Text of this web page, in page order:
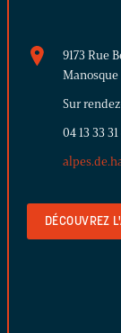
9173 Rue
Manosque
Sur
04 13 33
DÉCOUVREZ